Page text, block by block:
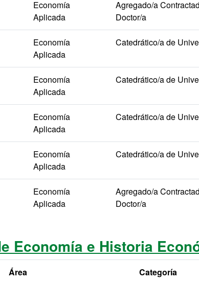
Economía
Aplicada
Agregado/a
Doctor/a
Economía
Aplicada
Catedrático/a de
Economía
Aplicada
Catedrático/a de
Economía
Aplicada
Catedrático/a de
Economía
Aplicada
Catedrático/a de
Economía
Aplicada
Agregado/a
Doctor/a
Economía e Historia
Área Categoría